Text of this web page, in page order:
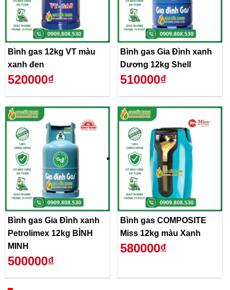
Bình gas 12kg VT màu
xanh đen
520000₫
Bình gas Gia Đình xanh
Dương 12kg Shell
510000₫
Bình gas Gia Đình xanh
Petrolimex 12kg BÌNH
MINH
500000₫
Bình gas COMPOSITE
Miss 12kg màu Xanh
580000₫